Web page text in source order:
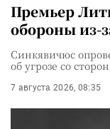
Премьер
обороны из-
Синкявичюс
об угрозе со
7 августа 2026, 08:35